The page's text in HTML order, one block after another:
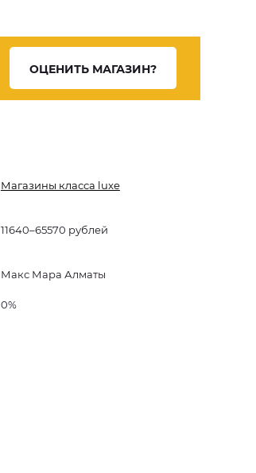
ОЦЕНИТЬ МАГАЗИН?
Магазины класса luxe
11640–65570 рублей
Макс Мара Алматы
0%